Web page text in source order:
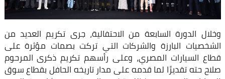
وخلال الدورة السابعة من الاحتفالية، جرى تكريم العديد من
الشخصيات البارزة والشركات التي تركت بصمات مؤثرة على
قطاع السيارات المصري، وعلى رأسهم تكريم ذكرى المرحوم
صلاح حته تقديرًا لما قدمه على مدار تاريخه الحافل بقطاع سوق